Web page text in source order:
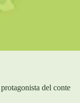
del conte